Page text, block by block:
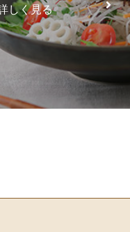
しく見る